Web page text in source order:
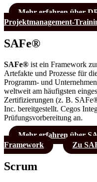
Mehr erfahren über
Projektmanagement-
SAFe®
SAFe® ist ein Framework
Artefakte und Prozesse für
Programm- und
weltweit am häufigsten
Zertifizierungen (z. B.
Inc. bereitgestellt. Cegos
Prüfungsvorbereitung an.
Mehr erfahren über
Framework
Zu
Scrum